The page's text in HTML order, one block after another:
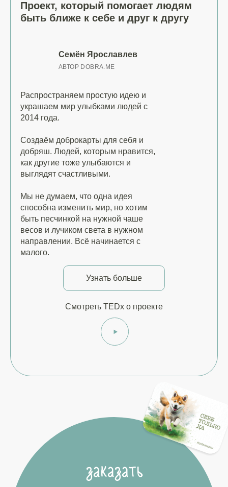
Распространяем простую идею и
украшаем мир улыбками людей с
2014 года.
Создаём доброкарты для себя и
добряш. Людей, которым нравится,
как другие тоже улыбаются и
выглядят счастливыми.
Мы не думаем, что одна идея
способна изменить мир, но хотим
быть песчинкой на нужной чаше
весов и лучиком света в нужном
направлении. Всё начинается с
малого.
Узнать больше
Смотреть TEDx о проекте
Проект, который помогает людям
быть ближе к себе и друг к другу
Семён Ярославлев
АВТОР DOBRA.ME
заказать